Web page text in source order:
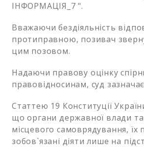
ІНФОРМАЦІЯ_7 ".
Вважаючи бездіяльність
протиправною, позивач
цим позовом.
Надаючи правову оцінку
правовідносинам, суд
Статтею 19 Конституції
що органи державної влади
місцевого самоврядування, їх
зобов`язані діяти лише на